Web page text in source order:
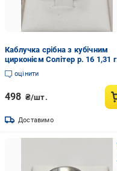
Каблучка срібна з кубічним
цирконієм Солітер р. 16 1,31 г
(3037063691)
оцінити
498 ₴/шт.
Доставимо